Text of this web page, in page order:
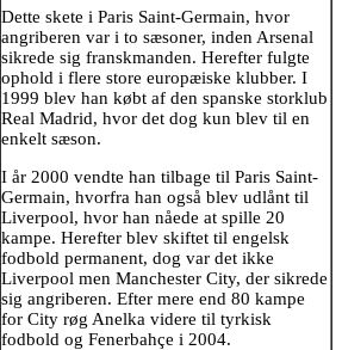
Dette skete i Paris Saint-Germain, hvor
angriberen var i to sæsoner, inden Arsenal
sikrede sig franskmanden. Herefter fulgte
ophold i flere store europæiske klubber. I
1999 blev han købt af den spanske storklub
Real Madrid, hvor det dog kun blev til en
enkelt sæson.
I år 2000 vendte han tilbage til Paris Saint-
Germain, hvorfra han også blev udlånt til
Liverpool, hvor han nåede at spille 20
kampe. Herefter blev skiftet til engelsk
fodbold permanent, dog var det ikke
Liverpool men Manchester City, der sikrede
sig angriberen. Efter mere end 80 kampe
for City røg Anelka videre til tyrkisk
fodbold og Fenerbahçe i 2004.